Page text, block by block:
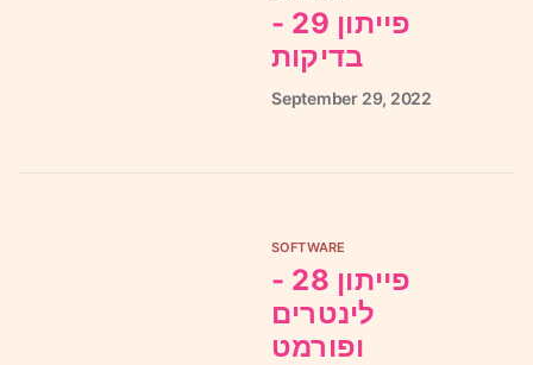
פייתון 29 -
בדיקות
September29, 2022
SOFTWARE
פייתון 28 -
לינטרים
ופורמט